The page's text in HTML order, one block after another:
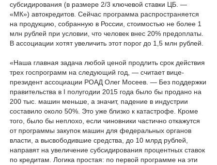
субсидирования (в размере 2/3 ключевой ставки ЦБ. —
«МК») автокредитов. Сейчас программа распространяется
на продукцию, собранную в России, стоимостью не более 1
млн рублей при условии, что человек внес 20% предоплаты.
В ассоциации хотят увеличить этот порог до 1,5 млн рублей.
«Наша главная задача любой ценой продлить срок действия
трех госпрограмм на следующий год, — считает вице-
президент ассоциации РОАД Олег Мосеев. — Без поддержки
правительства в I полугодии 2015 года было бы продано на
200 тыс. машин меньше, а значит, падение в индустрии
составило около 50%. Это уже близко к катастрофе. Кроме
того, было бы неплохо, если чиновники частично откажутся
от программы закупок машин для федеральных органов
власти, а высвободившие средства, до 10 млрд рублей,
направят на увеличение субсидирования процентных ставок
по кредитам. Логика простая: по первой программе на эти